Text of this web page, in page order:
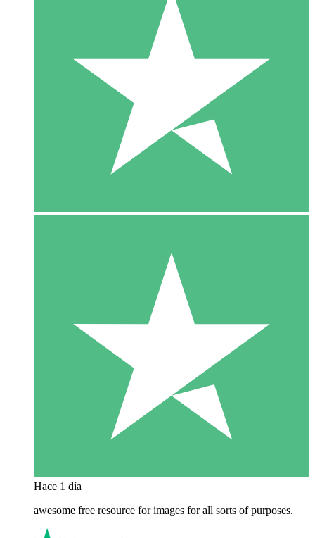
Hace 1 día
awesome free resource for images for all sorts of purposes.